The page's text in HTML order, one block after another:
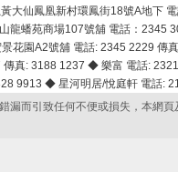
黃大仙鳳凰新村環鳳街18號A地下
龍蟠苑商場107號舖 電話：2345
花園A2號舖 電話: 2345 2229
傳真: 3188 1237 ◆ 樂富 電話:
9913 ◆ 星河明居/悅庭軒 電話
漏而引致任何不便或損失，本網